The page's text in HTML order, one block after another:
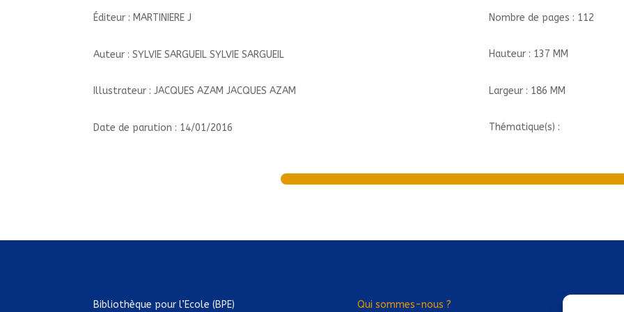
Éditeur : MARTINIERE J
Auteur : SYLVIE SARGUEIL SYLVIE SARGUEIL
Illustrateur : JACQUES AZAM JACQUES AZAM
Date de parution : 14/01/2016
Nombre de pages : 112
Hauteur : 137 MM
Largeur : 186 MM
Thématique(s) :
Bibliothèque pour l’Ecole (BPE) Qui sommes-nous ?